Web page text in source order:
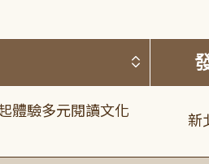
按標題
體驗多元閱讀文化
新